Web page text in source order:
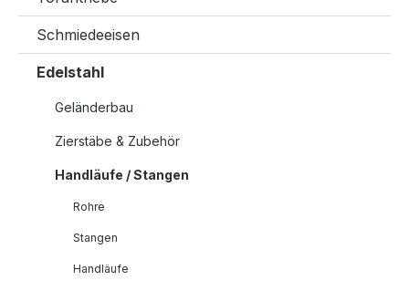
Schmiedeeisen
Edelstahl
Geländerbau
Zierstäbe & Zubehör
Handläufe / Stangen
Rohre
Stangen
Handläufe